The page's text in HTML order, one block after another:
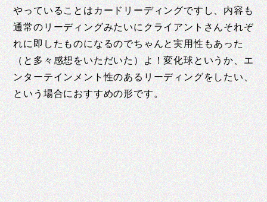
やっていることはカードリーディングですし、内容も
通常のリーディングみたいにクライアントさんそれぞ
れに即したものになるのでちゃんと実用性もあった
（と多々感想をいただいた）よ！変化球というか、エ
ンターテインメント性のあるリーディングをしたい、
という場合におすすめの形です。